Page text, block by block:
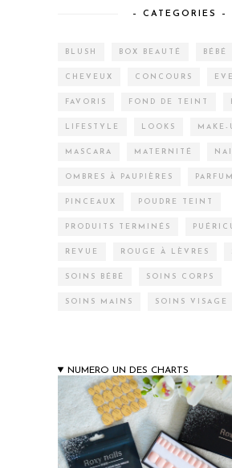
– CATEGORIES –
BLUSH BOX BEAUTÉ BÉBÉ
CHEVEUX CONCOURS
FAVORIS FOND DE TEINT
LIFESTYLE LOOKS MAKE-
MASCARA MATERNITÉ
OMBRES À PAUPIÈRES
PINCEAUX POUDRE TEINT
PRODUITS TERMINÉS
REVUE ROUGE À LÈVRES
SOINS BÉBÉ SOINS CORPS
SOINS MAINS SOINS VISAGE
NUMERO UN DES CHARTS